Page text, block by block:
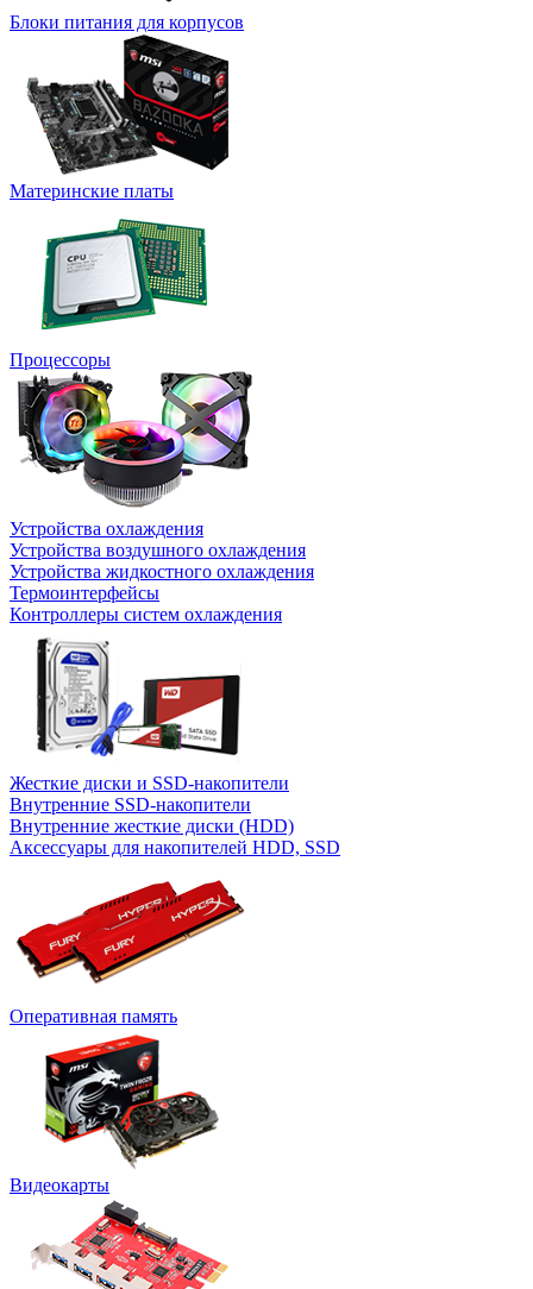
Блоки питания для корпусов
Материнские платы
Процессоры
Устройства охлаждения
Устройства воздушного охлаждения
Устройства жидкостного охлаждения
Термоинтерфейсы
Контроллеры систем охлаждения
Жесткие диски и SSD-накопители
Внутренние SSD-накопители
Внутренние жесткие диски (HDD)
Аксессуары для накопителей HDD, SSD
Оперативная память
Видеокарты